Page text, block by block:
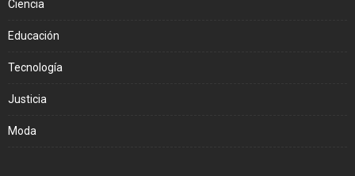
Ciencia
Educación
Tecnología
Justicia
Moda